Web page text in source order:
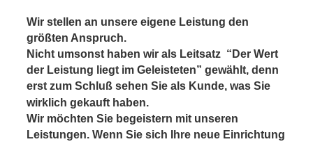
Wir stellen an unsere eigene Leistung den
größten Anspruch.
Nicht umsonst haben wir als Leitsatz  “Der Wert
der Leistung liegt im Geleisteten” gewählt, denn
erst zum Schluß sehen Sie als Kunde, was Sie
wirklich gekauft haben.
Wir möchten Sie begeistern mit unseren
Leistungen. Wenn Sie sich Ihre neue Einrichtung